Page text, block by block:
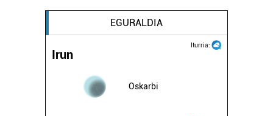
EGURALDIA
Iturria:
Irun
Oskarbi